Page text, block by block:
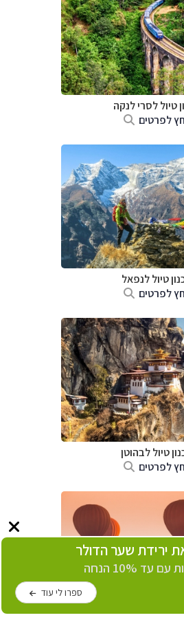
טיוללסרי לנקה
לפרטים
טיול לנפאל
לפרטים
טיול לבהוטן
לפרטים
ירידת שער הדולר
עד 10% הנחה
ספרו לי עוד